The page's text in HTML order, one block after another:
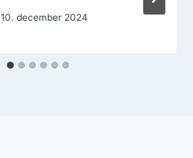
10. december 2024